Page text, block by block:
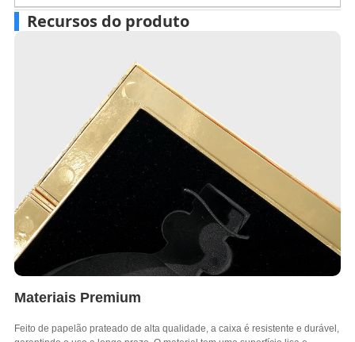
Recursos do produto
Materiais Premium
Feito de papelão prateado de alta qualidade, a caixa é resistente e durável,